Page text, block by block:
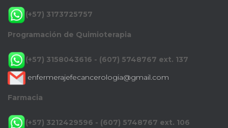
(+57) 3173725757
Programación de Quimioterapia
(+57) 3158043616 - (607) 5748767 ext. 137
enfermerajefecancerologia@gmail.com
Farmacia
(+57) 3212429596 - (607) 5748767 ext. 106